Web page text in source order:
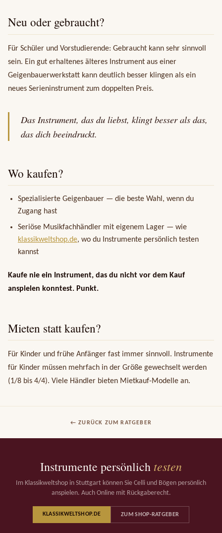
Neu oder gebraucht?
Für Schüler und Vorstudierende: Gebraucht kann sehr sinnvoll
sein. Ein gut erhaltenes älteres Instrument aus einer
Geigenbauerwerkstatt kann deutlich besser klingen als ein
neues Serieninstrument zum doppelten Preis.
Das Instrument, das du liebst, klingt besser als das,
das dich beeindruckt.
Wo kaufen?
Spezialisierte Geigenbauer — die beste Wahl, wenn du
Zugang hast
Seriöse Musikfachhändler mit eigenem Lager — wie
klassikweltshop.de, wo du Instrumente persönlich testen
kannst
Kaufe nie ein Instrument, das du nicht vor dem Kauf
anspielen konntest. Punkt.
Mieten statt kaufen?
Für Kinder und frühe Anfänger fast immer sinnvoll. Instrumente
für Kinder müssen mehrfach in der Größe gewechselt werden
(1/8 bis 4/4). Viele Händler bieten Mietkauf-Modelle an.
← ZURÜCK ZUM RATGEBER
Instrumente persönlich testen
Im Klassikweltshop in Stuttgart können Sie Celli und Bögen persönlich
anspielen. Auch Online mit Rückgaberecht.
KLASSIKWELTSHOP.DE ZUM SHOP-RATGEBER